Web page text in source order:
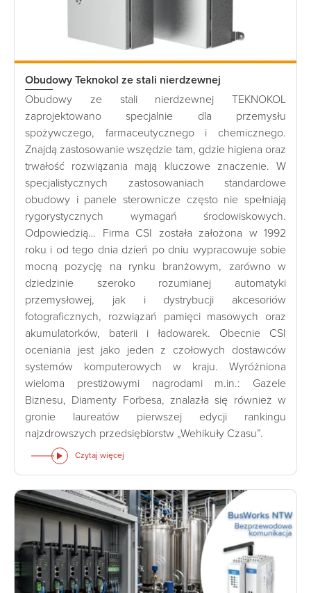
Obudowy Teknokol ze stali nierdzewnej
Obudowy ze stali nierdzewnej TEKNOKOL
zaprojektowano specjalnie dla przemysłu
spożywczego, farmaceutycznego i chemicznego.
Znajdą zastosowanie wszędzie tam, gdzie higiena oraz
trwałość rozwiązania mają kluczowe znaczenie. W
specjalistycznych zastosowaniach standardowe
obudowy i panele sterownicze często nie spełniają
rygorystycznych wymagań środowiskowych.
Odpowiedzią… Firma CSI została założona w 1992
roku i od tego dnia dzień po dniu wypracowuje sobie
mocną pozycję na rynku branżowym, zarówno w
dziedzinie szeroko rozumianej automatyki
przemysłowej, jak i dystrybucji akcesoriów
fotograficznych, rozwiązań pamięci masowych oraz
akumulatorków, baterii i ładowarek. Obecnie CSI
oceniania jest jako jeden z czołowych dostawców
systemów komputerowych w kraju. Wyróżniona
wieloma prestiżowymi nagrodami m.in.: Gazele
Biznesu, Diamenty Forbesa, znalazła się również w
gronie laureatów pierwszej edycji rankingu
najzdrowszych przedsiębiorstw „Wehikuły Czasu”.
Czytaj więcej